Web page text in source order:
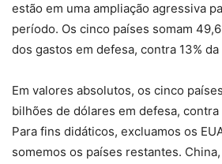
estão em uma ampliação agressiva
período. Os cinco países somam
dos gastos em defesa, contra 13% da
Em valores absolutos, os cinco
bilhões de dólares em defesa, contra
Para fins didáticos, excluamos os
somemos os países restantes.